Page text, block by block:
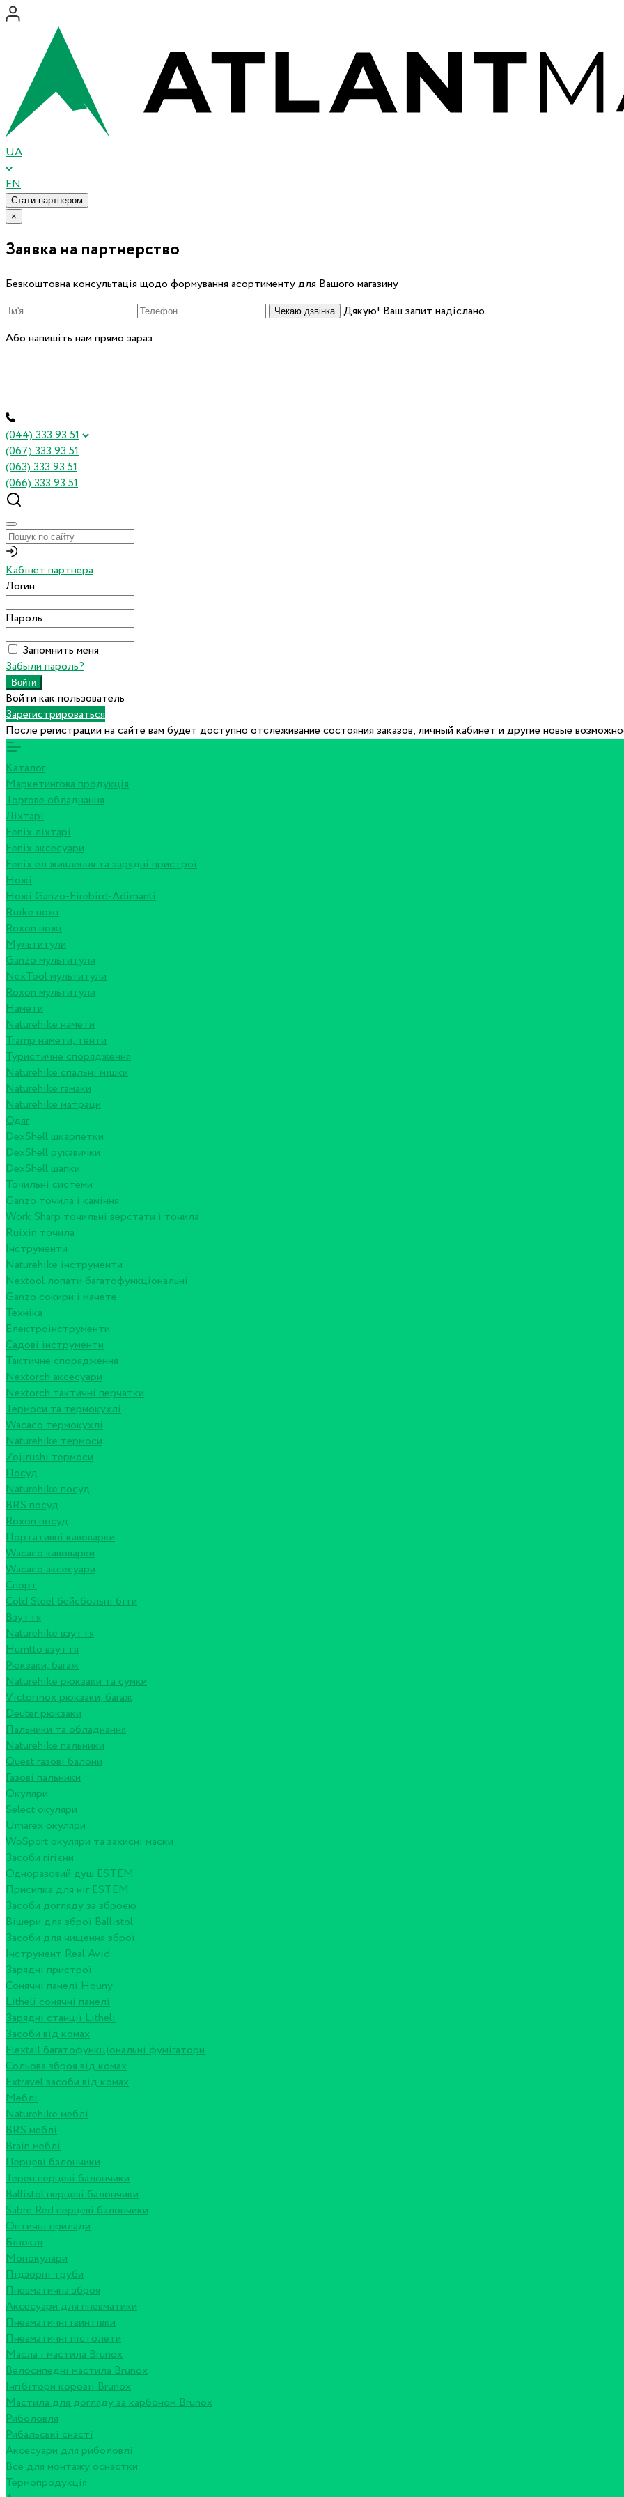
UA
EN
Стати партнером
×
Заявка на партнерство
Безкоштовна консультація щодо формування асортименту для Вашого магазину
Чекаю дзвінка
Дякую! Ваш запит надіслано.
Або напишіть нам прямо зараз
(044) 333 93 51
(067) 333 93 51
(063) 333 93 51
(066) 333 93 51
Кабінет партнера
Логин
Пароль
Запомнить меня
Забыли пароль?
Войти как пользователь
Зарегистрироваться
После регистрации на сайте вам будет доступно отслеживание состояния заказов, личный кабинет и другие новые
Каталог
Маркетингова продукція
Торгове обладнання
Ліхтарі
Fenix ліхтарі
Fenix аксесуари
Fenix ел живлення та зарядні пристрої
Ножі
Ножі Ganzo-Firebird-Adimanti
Ruike ножі
Roxon ножi
Мультитули
Ganzo мультитули
NexTool мультитули
Roxon мультитули
Намети
Naturehike намети
Tramp намети, тенти
Туристичне спорядження
Naturehike спальні мішки
Naturehike гамаки
Naturehike матраци
Одяг
DexShell шкарпетки
DexShell рукавички
DexShell шапки
Точильні системи
Ganzo точила і каміння
Work Sharp точильні верстати і точила
Ruixin точила
Інструменти
Naturehike інструменти
Nextool лопати багатофункціональні
Ganzo сокири і мачете
Техніка
Електроінструменти
Садові інструменти
Тактичне спорядження
Nextorch аксесуари
Nextorch тактичні перчатки
Термоси та термокухлі
Wacaco термокухлі
Naturehike термоси
Zojirushi термоси
Посуд
Naturehike посуд
BRS посуд
Roxon посуд
Портативні кавоварки
Wacaco кавоварки
Wacaco аксесуари
Спорт
Cold Steel бейсбольні біти
Взуття
Naturehike взуття
Humtto взуття
Рюкзаки, багаж
Naturehike рюкзаки та сумки
Victorinox рюкзаки, багаж
Deuter рюкзаки
Пальники та обладнання
Naturehike пальники
Quest газові балони
Газові пальники
Окуляри
Select окуляри
Umarex окуляри
WoSport окуляри та захисні маски
Засоби гігієни
Одноразовий душ ESTEM
Присипка для ніг ESTEM
Засоби догляду за зброєю
Вішери для зброї Ballistol
Засоби для чищення зброї
Інструмент Real Avid
Зарядні пристрої
Сонячні панелі Houny
Litheli сонячні панелі
Зарядні станції Litheli
Засоби від комах
Flextail багатофункціональні фумігатори
Сольова зброя від комах
Extravel засоби від комах
Меблі
Naturehike меблі
BRS меблі
Brain меблі
Перцеві балончики
Терен перцеві балончики
Ballistol перцеві балончики
Sabre Red перцеві балончики
Оптичні прилади
Біноклі
Монокуляри
Підзорні труби
Пневматична зброя
Аксесуари для пневматики
Пневматичні гвинтівки
Пневматичні пістолети
Масла і мастила Brunox
Велосипедні мастила Brunox
Інгібітори корозії Brunox
Мастила для догляду за карбоном Brunox
Риболовля
Рибальські снасті
Аксесуари для риболовлі
Все для монтажу оснастки
Термопродукція